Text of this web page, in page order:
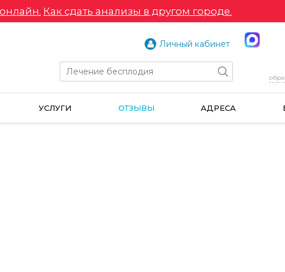
Как сдать анализы в другом городе.
Личный кабинет
УСЛУГИ ОТЗЫВЫ АДРЕСА